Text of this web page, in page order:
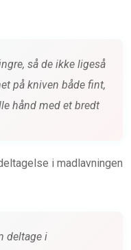
så de ikke ligeså
på kniven både fint,
hånd med et bredt
i madlavningen
deltage i